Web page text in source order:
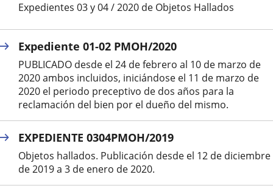
Expedientes 03 y 04 / 2020 de Objetos Hallados
Expediente 01-02 PMOH/2020
PUBLICADO desde el 24 de febrero al 10 de marzo de
2020 ambos incluidos, iniciándose el 11 de marzo de
2020 el periodo preceptivo de dos años para la
reclamación del bien por el dueño del mismo.
EXPEDIENTE 0304PMOH/2019
Objetos hallados. Publicación desde el 12 de diciembre
de 2019 a 3 de enero de 2020.